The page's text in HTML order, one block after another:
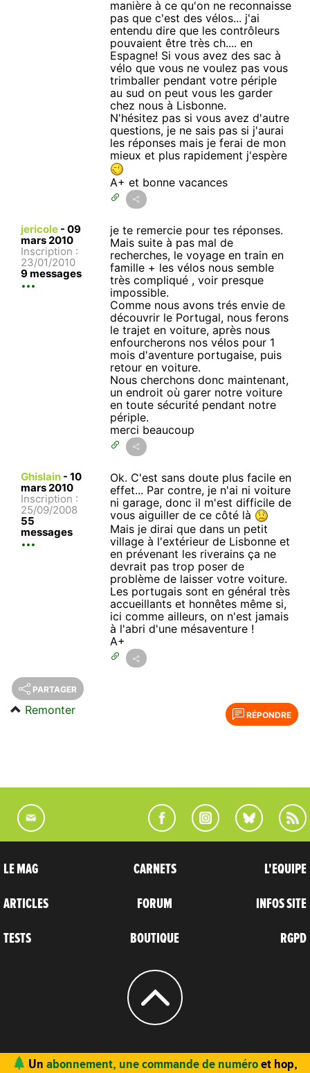
manière à ce qu'on ne reconnaisse
pas que c'est des vélos... j'ai
entendu dire que les contrôleurs
pouvaient être très ch.... en
Espagne! Si vous avez des sac à
vélo que vous ne voulez pas vous
trimballer pendant votre périple
au sud on peut vous les garder
chez nous à Lisbonne.
N'hésitez pas si vous avez d'autre
questions, je ne sais pas si j'aurai
les réponses mais je ferai de mon
mieux et plus rapidement j'espère
A+ et bonne vacances
jericole - 09
mars 2010
Inscription :
23/01/2010
9 messages
je te remercie pour tes réponses.
Mais suite à pas mal de
recherches, le voyage en train en
famille + les vélos nous semble
très compliqué , voir presque
impossible.
Comme nous avons trés envie de
découvrir le Portugal, nous ferons
le trajet en voiture, après nous
enfourcherons nos vélos pour 1
mois d'aventure portugaise, puis
retour en voiture.
Nous cherchons donc maintenant,
un endroit où garer notre voiture
en toute sécurité pendant notre
périple.
merci beaucoup
Ghislain - 10
mars 2010
Inscription :
25/09/2008
55
messages
Ok. C'est sans doute plus facile en
effet... Par contre, je n'ai ni voiture
ni garage, donc il m'est difficile de
vous aiguiller de ce côté là
Mais je dirai que dans un petit
village à l'extérieur de Lisbonne et
en prévenant les riverains ça ne
devrait pas trop poser de
problème de laisser votre voiture.
Les portugais sont en général très
accueillants et honnêtes même si,
ici comme ailleurs, on n'est jamais
à l'abri d'une mésaventure !
A+
PARTAGER
RÉPONDRE
Remonter
LE MAG
ARTICLES
TESTS
CARNETS
FORUM
BOUTIQUE
L'EQUIPE
INFOS SITE
RGPD
© 2004 - 2026 CARNETS D’AVENTURES
Un abonnement, une commande de numéroet hop,